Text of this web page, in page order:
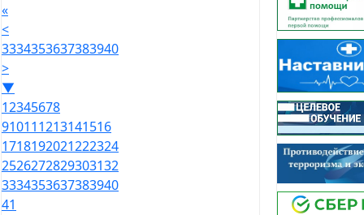
«
<
3334353637383940
>
▼
12345678
910111213141516
1718192021222324
2526272829303132
3334353637383940
41